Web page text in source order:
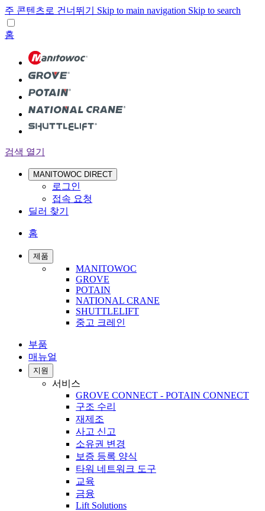
주 콘텐츠로 건너뛰기 Skip to main navigation Skip to search
홈
검색 열기
MANITOWOC DIRECT
로그인
접속 요청
딜러 찾기
홈
제품
MANITOWOC
GROVE
POTAIN
NATIONAL CRANE
SHUTTLELIFT
중고 크레인
부품
매뉴얼
지원
서비스
GROVE CONNECT - POTAIN CONNECT
구조 수리
재제조
사고 신고
소유권 변경
보증 등록 양식
타워 네트워크 도구
교육
금융
Lift Solutions